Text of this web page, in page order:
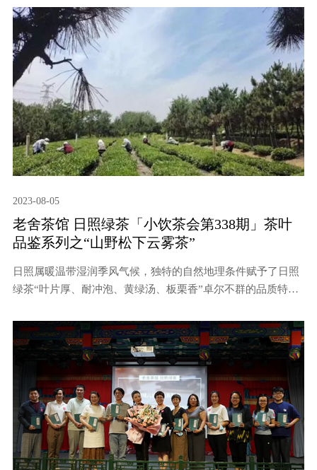
馆资深讲解老师章磊女士向大家分享藏茶和藏香文化。本次活
动由小饮茶会负责人、茶叶公司产品销售研发负责人方茂芹主
持，北京市大碗茶文化发展有限公司副总经理尹智英和23位茶
友参加。
2023-08-05
老舍茶馆 日照绿茶「小饮茶会第338期」茶叶
品鉴系列之“山野松下云雾茶”
日照属暖温带湿润季风气候，独特的自然地理条件赋予了日照
绿茶“叶片厚、耐冲泡、黄绿汤、板栗香”卓尔不群的品质特
优美，茶山采用原生态有机管理模式，中草药菌肥很大程度地
解决了绿茶对肠胃的刺激，同时硒的含量也超出普通茶叶的数
倍。本期茶会邀请彦青茶荟创始人宋彦青老师分享日照绿茶
之“山野松下云雾茶”。